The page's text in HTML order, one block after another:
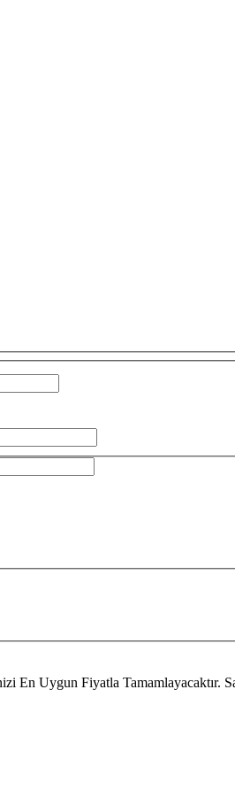
Uygun Fiyatla Tamamlayacaktır.